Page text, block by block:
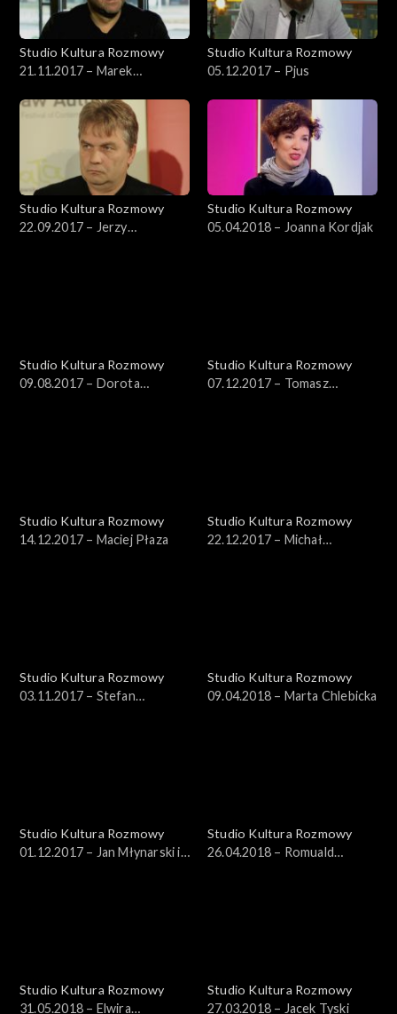
Studio Kultura Rozmowy
21.11.2017 – Marek
Studio Kultura Rozmowy
05.12.2017 – Pjus
Studio Kultura Rozmowy
22.09.2017 – Jerzy
Studio Kultura Rozmowy
05.04.2018 – Joanna Kordjak
Studio Kultura Rozmowy
09.08.2017 – Dorota
Studio Kultura Rozmowy
07.12.2017 – Tomasz
Studio Kultura Rozmowy
14.12.2017 – Maciej Płaza
Studio Kultura Rozmowy
22.12.2017 – Michał
Studio Kultura Rozmowy
03.11.2017 – Stefan
Studio Kultura Rozmowy
09.04.2018 – Marta Chlebicka
Studio Kultura Rozmowy
01.12.2017 – Jan Młynarski i
Studio Kultura Rozmowy
26.04.2018 – Romuald
Studio Kultura Rozmowy
31.05.2018 – Elwira
Studio Kultura Rozmowy
27.03.2018 – Jacek Tyski